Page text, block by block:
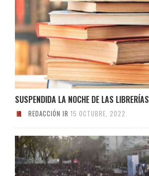
SUSPENDIDA LA NOCHE DE LAS LIBRERÍAS
REDACCIÓN IR 15 OCTUBRE, 2022